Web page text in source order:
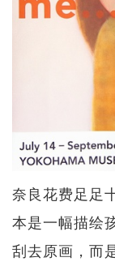
奈良花费足足
本是一幅描绘
刮去原画，而